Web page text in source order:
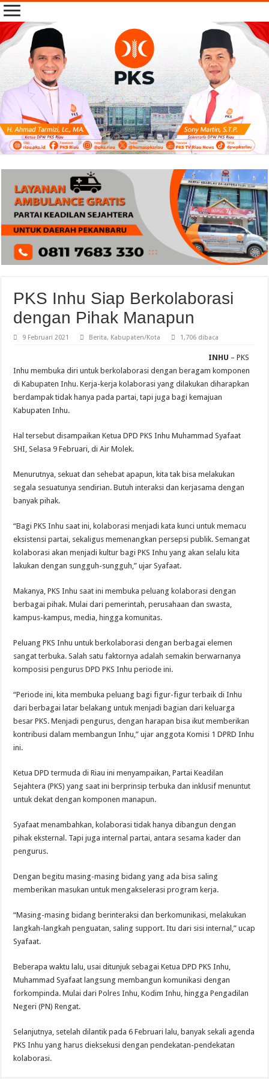
PKS Inhu Siap Berkolaborasi
dengan Pihak Manapun
9 Februari 2021 Berita, Kabupaten/Kota 1,706 dibaca
INHU – PKS
Inhu membuka diri untuk berkolaborasi dengan beragam komponen
di Kabupaten Inhu. Kerja-kerja kolaborasi yang dilakukan diharapkan
berdampak tidak hanya pada partai, tapi juga bagi kemajuan
Kabupaten Inhu.
Hal tersebut disampaikan Ketua DPD PKS Inhu Muhammad Syafaat
SHI, Selasa 9 Februari, di Air Molek.
Menurutnya, sekuat dan sehebat apapun, kita tak bisa melakukan
segala sesuatunya sendirian. Butuh interaksi dan kerjasama dengan
banyak pihak.
“Bagi PKS Inhu saat ini, kolaborasi menjadi kata kunci untuk memacu
eksistensi partai, sekaligus memenangkan persepsi publik. Semangat
kolaborasi akan menjadi kultur bagi PKS Inhu yang akan selalu kita
lakukan dengan sungguh-sungguh,” ujar Syafaat.
Makanya, PKS Inhu saat ini membuka peluang kolaborasi dengan
berbagai pihak. Mulai dari pemerintah, perusahaan dan swasta,
kampus-kampus, media, hingga komunitas.
Peluang PKS Inhu untuk berkolaborasi dengan berbagai elemen
sangat terbuka. Salah satu faktornya adalah semakin berwarnanya
komposisi pengurus DPD PKS Inhu periode ini.
“Periode ini, kita membuka peluang bagi figur-figur terbaik di Inhu
dari berbagai latar belakang untuk menjadi bagian dari keluarga
besar PKS. Menjadi pengurus, dengan harapan bisa ikut memberikan
kontribusi dalam membangun Inhu,” ujar anggota Komisi 1 DPRD Inhu
ini.
Ketua DPD termuda di Riau ini menyampaikan, Partai Keadilan
Sejahtera (PKS) yang saat ini berprinsip terbuka dan inklusif menuntut
untuk dekat dengan komponen manapun.
Syafaat menambahkan, kolaborasi tidak hanya dibangun dengan
pihak eksternal. Tapi juga internal partai, antara sesama kader dan
pengurus.
Dengan begitu masing-masing bidang yang ada bisa saling
memberikan masukan untuk mengakselerasi program kerja.
“Masing-masing bidang berinteraksi dan berkomunikasi, melakukan
langkah-langkah penguatan, saling support. Itu dari sisi internal,” ucap
Syafaat.
Beberapa waktu lalu, usai ditunjuk sebagai Ketua DPD PKS Inhu,
Muhammad Syafaat langsung membangun komunikasi dengan
forkompinda. Mulai dari Polres Inhu, Kodim Inhu, hingga Pengadilan
Negeri (PN) Rengat.
Selanjutnya, setelah dilantik pada 6 Februari lalu, banyak sekali agenda
PKS Inhu yang harus dieksekusi dengan pendekatan-pendekatan
kolaborasi.